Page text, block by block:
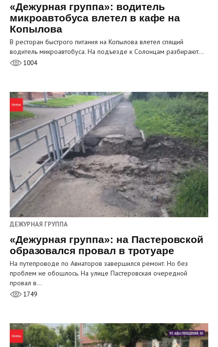
«Дежурная группа»: водитель
микроавтобуса влетел в кафе на
Копылова
В ресторан быстрого питания на Копылова влетел спящий
водитель микроавтобуса. На подъезде к Солонцам разбирают…
1004
ДЕЖУРНАЯ ГРУППА
«Дежурная группа»: на Пастеровской
образовался провал в тротуаре
На путепроводе по Авиаторов завершился ремонт. Но без
проблем не обошлось. На улице Пастеровская очередной
провал в…
1749